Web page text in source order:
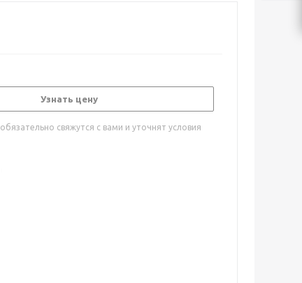
Узнать цену
свяжутся с вами и уточнят условия